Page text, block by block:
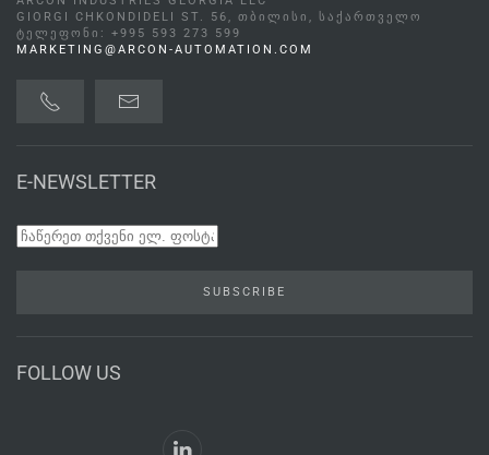
GIORGI CHKONDIDELI ST. 56, ᲗᲑᲘᲚᲘᲡᲘ, ᲡᲐᲥᲐᲠᲗᲕᲔᲚᲝ
ᲢᲔᲚᲔᲤᲝᲜᲘ: +995 593 273 599
MARKETING@ARCON-AUTOMATION.COM
E-NEWSLETTER
SUBSCRIBE
FOLLOW US